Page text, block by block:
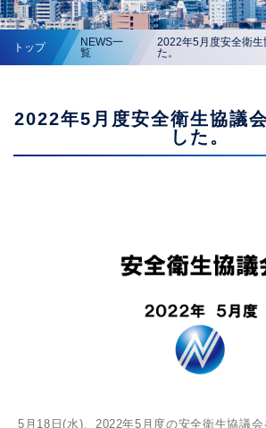
トップ
NEWS一
覧
2022年5月度安全衛
た。
2022年5月度安全衛生協議
した。
5月18日(水)、2022年5月度の安全衛生協議会